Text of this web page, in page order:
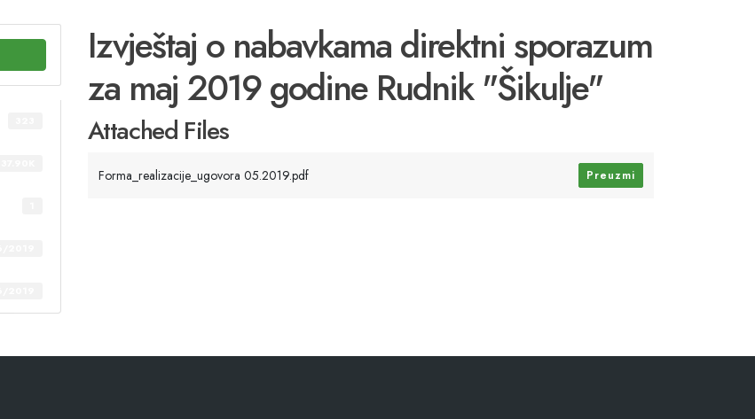
Izvještaj o nabavkama direktni sporazum
za maj 2019 godine Rudnik "Šikulje"
Attached Files
Forma_realizacije_ugovora 05.2019.pdf Preuzmi